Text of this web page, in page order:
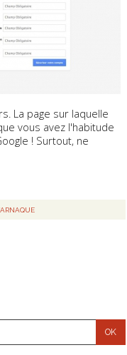
La page sur laquelle
vous avez l'habitude
! Surtout, ne